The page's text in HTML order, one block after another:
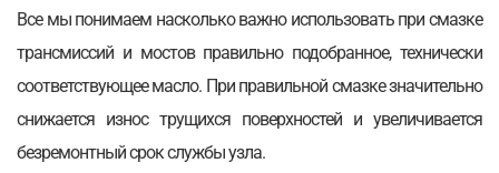
Все мы понимаем насколько важно использовать при смазке
трансмиссий и мостов правильно подобранное, технически
соответствующее масло. При правильной смазке значительно
снижается износ трущихся поверхностей и увеличивается
безремонтный срок службы узла.